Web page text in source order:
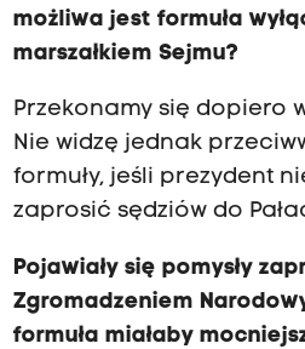
możliwa jest formuła
marszałkiem Sejmu?
Przekonamy się dopiero
Nie widzę jednak
formuły, jeśli prezydent
zaprosić sędziów do
Pojawiały się pomysły
Zgromadzeniem
formuła miałaby